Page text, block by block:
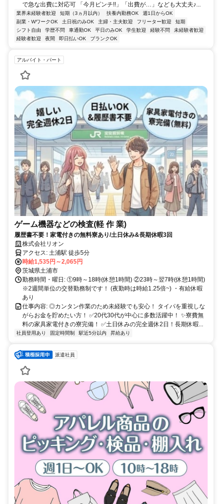
で急な出費に対応可 「今月ピンチ!!」「出費が…」なども大丈夫♪...
業界未経験者歓迎 短期（3ヵ月以内） 扶養内勤務OK
週1日からOK
副業・WワークOK
土日祝のみOK 主婦・主夫歓迎 フリーター歓迎
短期
シフト自由
学歴不問 車通勤OK 平日のみOK 学生歓迎 経験不問
未経験者歓迎
経験者歓迎
夜間 即日払いOK ブランクOK
アルバイト・パート
ゲーム機器などの検査(軽 作 業)
履歴書不要！家電付きの無料寮あり/土日休み&長期休暇3回
株式会社リオン
アクセス: 土浦駅 徒歩5分
時給1,535円～2,065円
茨城県土浦市
勤務時間・曜日: ①9時～18時(休憩1時間) ②23時～翌7時(休憩1時間)
※2週間単位の交替勤務制です！ (夜勤時は時給1.25倍~) ・有給休暇
あり
仕事内容: ◎カンタン作業のため未経験でも安心！ タイパを重視しな
がらお金を貯めたい方！ ✅20代30代が中心に多数活躍中！ ✨寮費無
料の家具家電付きの寮完備！ ✅土日休みの完全週休2日！長期休暇...
社員登用あり 固定時間制 駅近5分以内 昇給あり
派遣社員